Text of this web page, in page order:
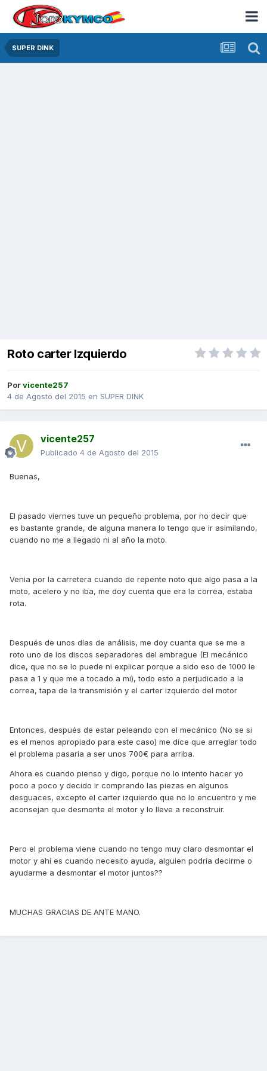
SUPER DINK
Roto carter Izquierdo
Porvicente257
4 de Agosto del 2015 en SUPER DINK
vicente257
Publicado 4 de Agosto del 2015
Buenas,
El pasado viernes tuve un pequeño problema, por no decir que
es bastante grande, de alguna manera lo tengo que ir asimilando,
cuando no me a llegado ni al año la moto.
Venia por la carretera cuando de repente noto que algo pasa a la
moto, acelero y no iba, me doy cuenta que era la correa, estaba
rota.
Después de unos días de análisis, me doy cuanta que se me a
roto uno de los discos separadores del embrague (El mecánico
dice, que no se lo puede ni explicar porque a sido eso de 1000 le
pasa a 1 y que me a tocado a mi), todo esto a perjudicado a la
correa, tapa de la transmisión y el carter izquierdo del motor
Entonces, después de estar peleando con el mecánico (No se si
es el menos apropiado para este caso) me dice que arreglar todo
el problema pasaría a ser unos 700€ para arriba.
Ahora es cuando pienso y digo, porque no lo intento hacer yo
poco a poco y decido ir comprando las piezas en algunos
desguaces, excepto el carter izquierdo que no lo encuentro y me
aconsejan que desmonte el motor y lo lleve a reconstruir.
Pero el problema viene cuando no tengo muy claro desmontar el
motor y ahí es cuando necesito ayuda, alguien podría decirme o
ayudarme a desmontar el motor juntos??
MUCHAS GRACIAS DE ANTE MANO.